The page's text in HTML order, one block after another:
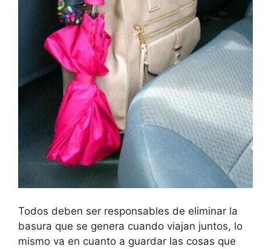
Todos deben ser responsables de eliminar la
basura que se genera cuando viajan juntos, lo
mismo va en cuanto a guardar las cosas que